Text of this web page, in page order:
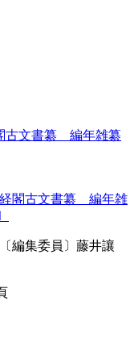
閣古文書纂 編年雑
編集委員〕藤井讓